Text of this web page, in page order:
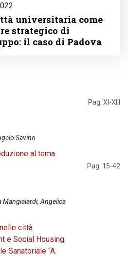
universitaria come
strategico di
il caso di Padova
Pag. XI-XIII
Savino
al tema
Pag. 15-42
Mangialardi, Angelica
città
e Social Housing.
Sanatoriale “A.